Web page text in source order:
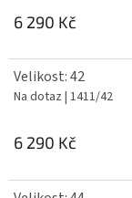
6 290 Kč
Velikost: 42
Na dotaz | 1411/42
6 290 Kč